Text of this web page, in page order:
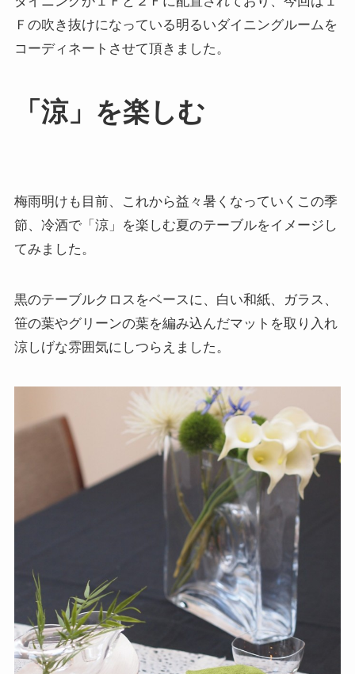
Ｆの吹き抜けになっている明るいダイニングルームを
コーディネートさせて頂きました。
「涼」を楽しむ
梅雨明けも目前、これから益々暑くなっていくこの季
節、冷酒で「涼」を楽しむ夏のテーブルをイメージし
てみました。
黒のテーブルクロスをベースに、白い和紙、ガラス、
笹の葉やグリーンの葉を編み込んだマットを取り入れ
涼しげな雰囲気にしつらえました。